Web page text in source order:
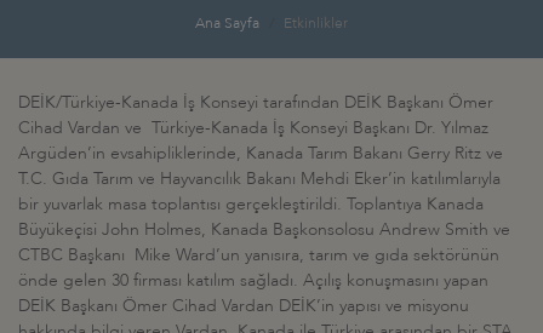
Ana Sayfa Etkinlikler
DEİK/Türkiye-Kanada İş Konseyi tarafından DEİK Başkanı Ömer
Cihad Vardan ve Türkiye-Kanada İş Konseyi Başkanı Dr. Yılmaz
Argüden’in evsahipliklerinde, Kanada Tarım Bakanı Gerry Ritz ve
T.C. Gıda Tarım ve Hayvancılık Bakanı Mehdi Eker’in katılımlarıyla
bir yuvarlak masa toplantısı gerçekleştirildi. Toplantıya Kanada
Büyükeçisi John Holmes, Kanada Başkonsolosu Andrew Smith ve
CTBC Başkanı Mike Ward’un yanısıra, tarım ve gıda sektörünün
önde gelen 30 firması katılım sağladı. Açılış konuşmasını yapan
DEİK Başkanı Ömer Cihad Vardan DEİK’in yapısı ve misyonu